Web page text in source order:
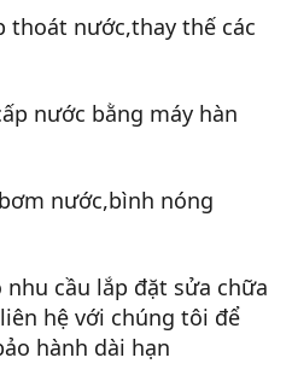
thoát nước,thay thế các
nước bằng máy hàn
nước,bình nóng
cầu lắp đặt sửa chữa
hệ với chúng tôi để
hành dài hạn